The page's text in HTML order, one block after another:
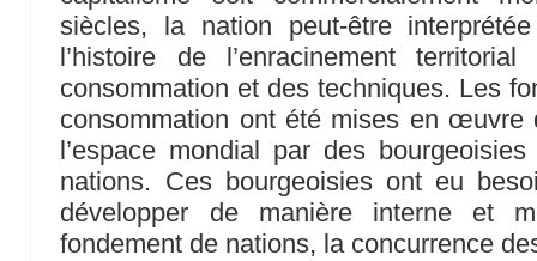
siècles, la nation peut-être
l’histoire de l’enracinement
consommation et des techniques. Les
consommation ont été mises en œuvre
l’espace mondial par des
nations. Ces bourgeoisies ont eu
développer de manière interne et
fondement de nations, la concurrence